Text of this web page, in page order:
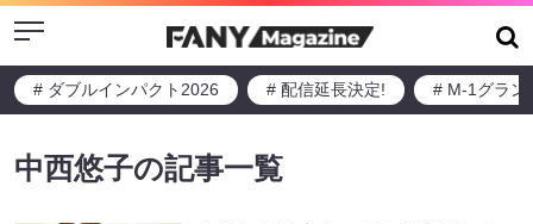
Menu
# ダブルインパクト2026 # 配信延長決定! # M-1グラン
中西悠子の記事一覧